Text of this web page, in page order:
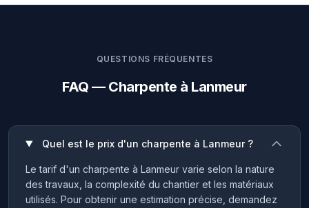
QUESTIONS FRÉQUENTES
FAQ — Charpente à Lanmeur
Quel est le prix d'un charpente à Lanmeur ?
Le tarif d'un charpente à Lanmeur varie selon la nature
des travaux, la complexité du chantier et les matériaux
utilisés. Pour obtenir une estimation précise, demandez